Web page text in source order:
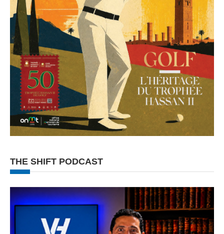
THE SHIFT PODCAST